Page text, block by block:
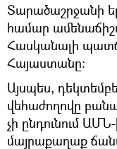
Տարածաշրջանի
համար ամենաճիշտ
Հասկանալի
Հայաստանը։
Այսպես,
վեհաժողովը
չի ընդունում
մայրաքաղաք